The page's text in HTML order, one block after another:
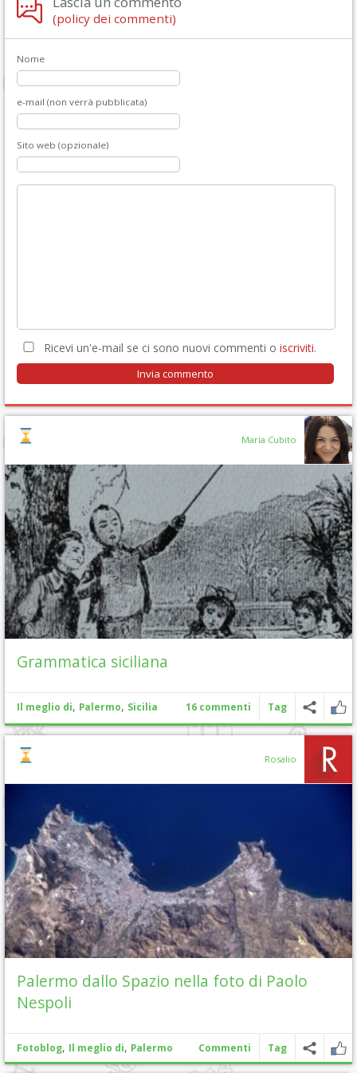
(policy dei commenti)
Nome
e-mail (non verrà pubblicata)
Sito web (opzionale)
Ricevi un'e-mail se ci sono nuovi commenti o iscriviti.
Maria Cubito
Grammatica siciliana
Il meglio di, Palermo, Sicilia 16 commenti Tag
Rosalio
Palermo dallo Spazio nella foto di Paolo
Nespoli
Fotoblog, Il meglio di, Palermo Commenti Tag